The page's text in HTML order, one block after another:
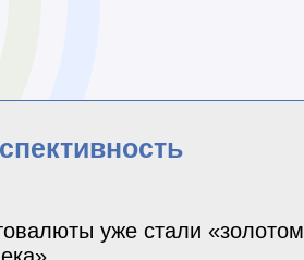
уже стали «золотом